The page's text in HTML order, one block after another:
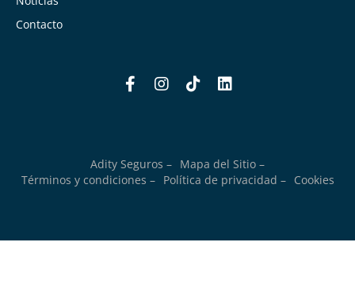
Contacto
Adity Seguros – Mapa del Sitio –
Términos y condiciones –
Política de privacidad – Cookies